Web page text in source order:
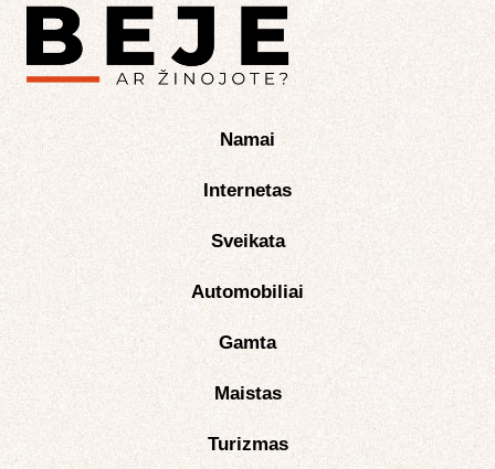
Namai
Internetas
Sveikata
Automobiliai
Gamta
Maistas
Turizmas